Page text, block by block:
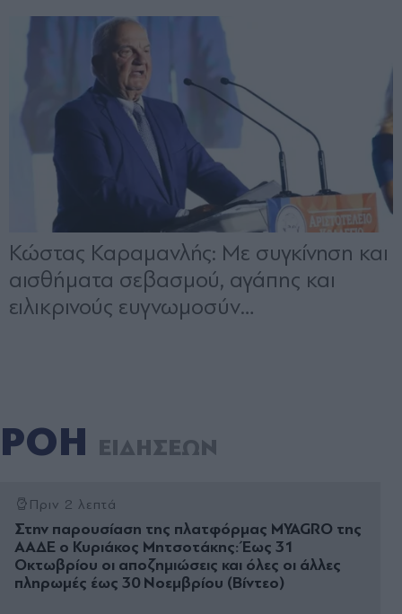
ΡΟΗ ΕΙΔΗΣΕΩΝ
Πριν 2 λεπτά
Στην παρουσίαση της πλατφόρμας MYAGRO της
ΑΑΔΕ ο Κυριάκος Μητσοτάκης: Έως 31
Οκτωβρίου οι αποζημιώσεις και όλες οι άλλες
πληρωμές έως 30 Νοεμβρίου (Βίντεο)